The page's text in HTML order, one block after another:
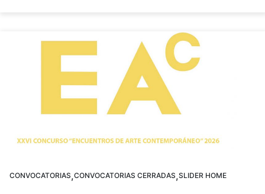
CONVOCATORIAS,CONVOCATORIAS CERRADAS,SLIDER HOME